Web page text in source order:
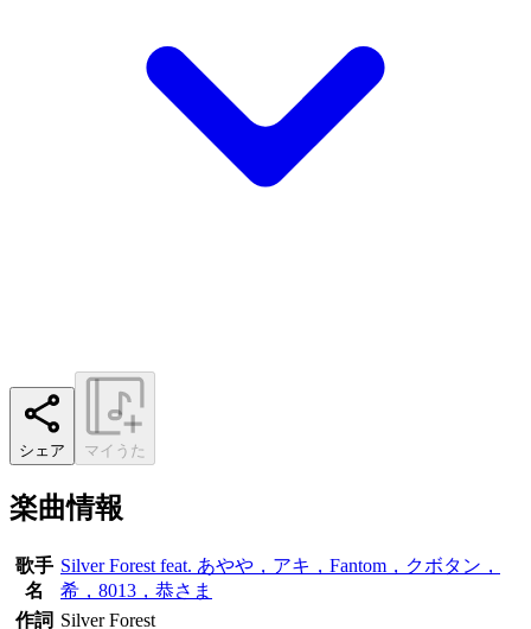
シェア マイうた
楽曲情報
歌手
名
Silver Forest feat. あやや，アキ，Fantom，クボタン，
希，8013，恭さま
作詞 Silver Forest